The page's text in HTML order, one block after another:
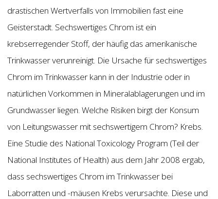
drastischen Wertverfalls von Immobilien fast eine
Geisterstadt. Sechswertiges Chrom ist ein
krebserregender Stoff, der häufig das amerikanische
Trinkwasser verunreinigt. Die Ursache für sechswertiges
Chrom im Trinkwasser kann in der Industrie oder in
natürlichen Vorkommen in Mineralablagerungen und im
Grundwasser liegen. Welche Risiken birgt der Konsum
von Leitungswasser mit sechswertigem Chrom? Krebs.
Eine Studie des National Toxicology Program (Teil der
National Institutes of Health) aus dem Jahr 2008 ergab,
dass sechswertiges Chrom im Trinkwasser bei
Laborratten und -mäusen Krebs verursachte. Diese und